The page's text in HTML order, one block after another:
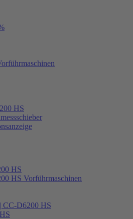
HS
HS
HS Vorführmaschinen
CC-D6200 HS